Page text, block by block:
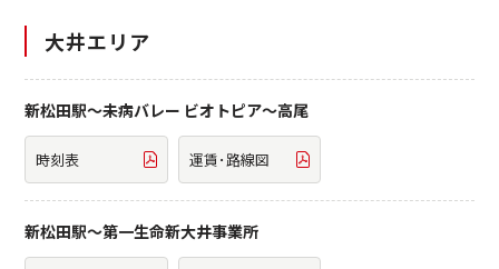
大井エリア
新松田駅～未病バレー ビオトピア～高尾
時刻表 運賃･路線図
新松田駅～第一生命新大井事業所